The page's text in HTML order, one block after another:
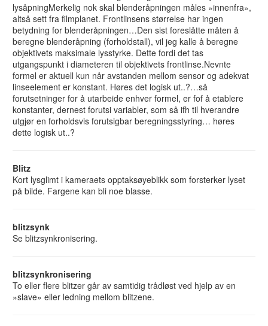
lysåpningMerkelig nok skal blenderåpningen måles »innenfra»,
altså sett fra filmplanet. Frontlinsens størrelse har ingen
betydning for blenderåpningen…Den sist foreslåtte måten å
beregne blenderåpning (forholdstall), vil jeg kalle å beregne
objektivets maksimale lysstyrke. Dette fordi det tas
utgangspunkt i diameteren til objektivets frontlinse.Nevnte
formel er aktuell kun når avstanden mellom sensor og adekvat
linseelement er konstant. Høres det logisk ut..?…så
forutsetninger for å utarbeide enhver formel, er fof å etablere
konstanter, dernest forutsi variabler, som så ifh til hverandre
utgjør en forholdsvis forutsigbar beregningsstyring… høres
dette logisk ut..?
Blitz
Kort lysglimt i kameraets opptaksøyeblikk som forsterker lyset
på bilde. Fargene kan bli noe blasse.
blitzsynk
Se blitzsynkronisering.
blitzsynkronisering
To eller flere blitzer går av samtidig trådløst ved hjelp av en
»slave» eller ledning mellom blitzene.